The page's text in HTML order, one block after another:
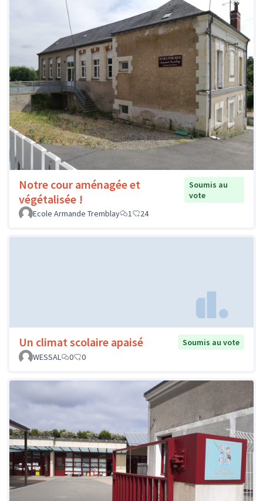
Notre cour aménagée et
végétalisée !
Soumis au
vote
Ecole Armande Tremblay
1 24
Un climat scolaire apaisé
Soumis au vote
WESSAL
0 0